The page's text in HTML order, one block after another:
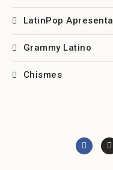
LatinPop Apresenta
Grammy Latino
Chismes